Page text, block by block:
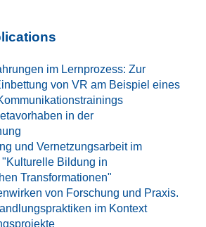
im Lernprozess: Zur
von VR am Beispiel eines
in der
und Vernetzungsarbeit im
"Kulturelle Bildung in
Transformationen"
von Forschung und Praxis.
im Kontext